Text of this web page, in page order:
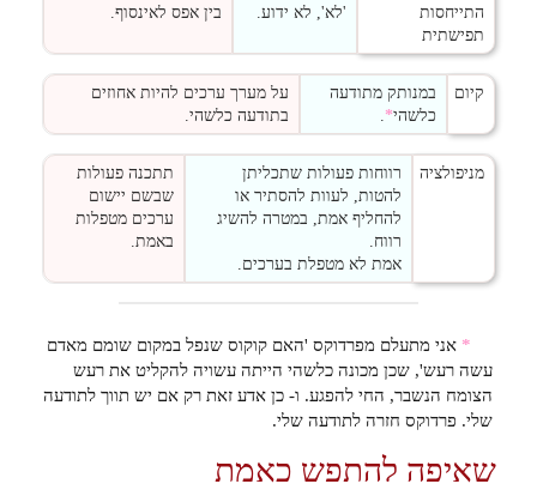
התייחסות
תפישתית
'לא', לא ידוע.
בין אפס לאינסוף.
קיום
במנותק מתודעה
כלשהי*
על מערך ערכים להיות אחוזים
בתודעה כלשהי.
מניפולציה
רווחות פעולות שתכליתן
להטות, לעוות להסתיר או
להחליף אמת, במטרה להשיג
רווח.
אמת לא מטפלת בערכים.
תתכנה פעולות
שבשם יישום
ערכים מטפלות
באמת.
* אני מתעלם מפרדוקס 'האם קוקוס שנפל במקום שומם מאדם
עשה רעש', שכן מכונה כלשהי הייתה עשויה להקליט את רעש
הצומח הנשבר, החי להפגע. ו- כן אדע זאת רק אם יש תווך לתודעה
שלי. פרדוקס חזרה לתודעה שלי.
שאיפה להתפש כאמת